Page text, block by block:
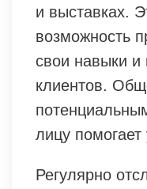
и выставках.
возможность
свои навыки и
клиентов.
лицу помогает
Регулярно